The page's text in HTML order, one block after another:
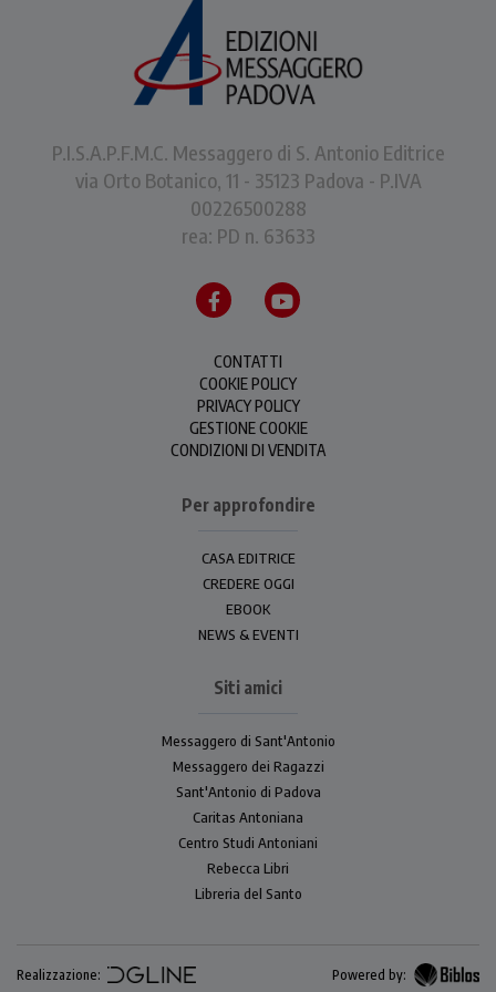
P.I.S.A.P.F.M.C. Messaggero di S. Antonio Editrice
via Orto Botanico, 11 - 35123 Padova - P.IVA
00226500288
rea: PD n. 63633
CONTATTI
COOKIE POLICY
PRIVACY POLICY
GESTIONE COOKIE
CONDIZIONI DI VENDITA
Per approfondire
CASA EDITRICE
CREDERE OGGI
EBOOK
NEWS & EVENTI
Siti amici
Messaggero di Sant'Antonio
Messaggero dei Ragazzi
Sant'Antonio di Padova
Caritas Antoniana
Centro Studi Antoniani
Rebecca Libri
Libreria del Santo
Realizzazione: Powered by: